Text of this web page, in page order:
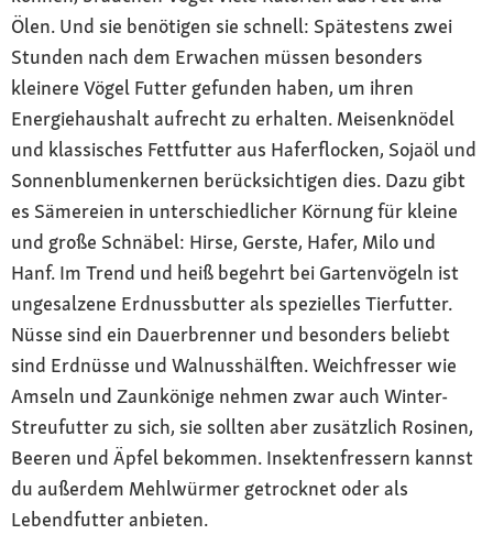
Ölen. Und sie benötigen sie schnell: Spätestens zwei
Stunden nach dem Erwachen müssen besonders
kleinere Vögel Futter gefunden haben, um ihren
Energiehaushalt aufrecht zu erhalten. Meisenknödel
und klassisches Fettfutter aus Haferflocken, Sojaöl und
Sonnenblumenkernen berücksichtigen dies. Dazu gibt
es Sämereien in unterschiedlicher Körnung für kleine
und große Schnäbel: Hirse, Gerste, Hafer, Milo und
Hanf. Im Trend und heiß begehrt bei Gartenvögeln ist
ungesalzene Erdnussbutter als spezielles Tierfutter.
Nüsse sind ein Dauerbrenner und besonders beliebt
sind Erdnüsse und Walnusshälften. Weichfresser wie
Amseln und Zaunkönige nehmen zwar auch Winter-
Streufutter zu sich, sie sollten aber zusätzlich Rosinen,
Beeren und Äpfel bekommen. Insektenfressern kannst
du außerdem Mehlwürmer getrocknet oder als
Lebendfutter anbieten.